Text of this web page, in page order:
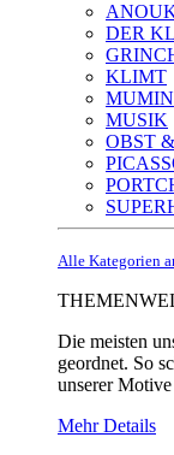
DER
KLIMT
MUMIN
MUSIK
OBST
Alle Kategorien
Die meisten
geordnet. So
unserer
Mehr Details